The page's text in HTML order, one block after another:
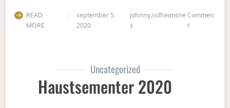
READ
MORE
september 5,
2020
johnny.solheimsne
s
Commen
ton Gubbetur
Uncategorized
Haustsementer 2020